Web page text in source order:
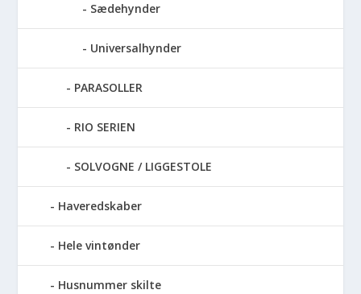
Sædehynder
Universalhynder
PARASOLLER
RIO SERIEN
SOLVOGNE / LIGGESTOLE
Haveredskaber
Hele vintønder
Husnummer skilte